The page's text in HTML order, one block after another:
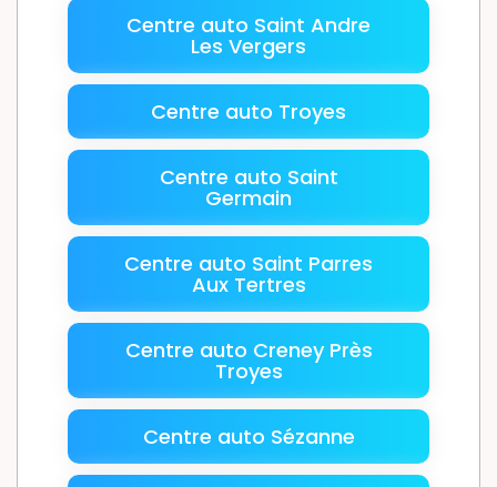
Centre auto Saint Andre
Les Vergers
Centre auto Troyes
Centre auto Saint
Germain
Centre auto Saint Parres
Aux Tertres
Centre auto Creney Près
Troyes
Centre auto Sézanne